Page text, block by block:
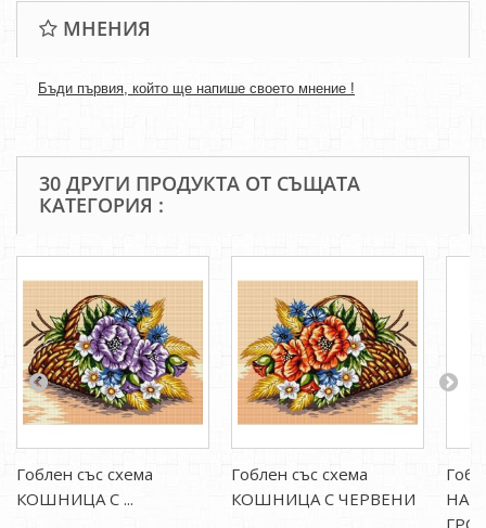
МНЕНИЯ
Бъди първия, който ще напише своето мнение !
30 ДРУГИ ПРОДУКТА ОТ СЪЩАТА
КАТЕГОРИЯ :
Гоблен със схема
КОШНИЦА С ...
Гоблен със схема
КОШНИЦА С ЧЕРВЕНИ